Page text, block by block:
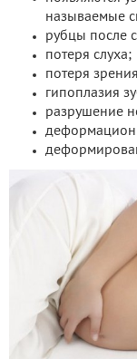
называемые
рубцы после
потеря слуха;
потеря
гипоплазия
разрушение